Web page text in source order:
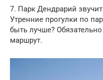
7. Парк Дендрарий
Утренние прогулки по
быть лучше?
маршрут.